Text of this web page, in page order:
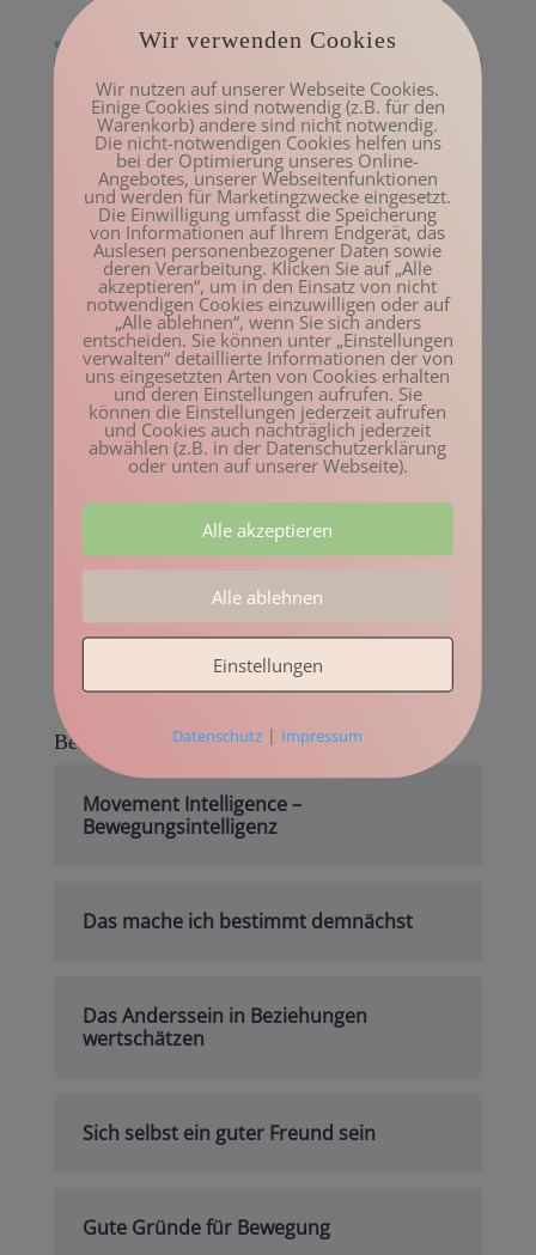
« Ältere Einträge
Neueste Beiträge
Sounding Board I Podcast
Prognose für Knochenbrüche bei Osteoporose I
Podcast
Die frühen Symptome der Osteoporose I Podcast
Die Rate des Knochenschwunds bei Frauen I Podcast
Knochenstrukturen und Knochenfrakturen I Podcast
Neueste Kommentare
ManuelazuFeldenkrais Übung: Kiefer – der kleine
Feldenkrais Übung: Knöchel – der
SigridzuFeldenkrais Lektion Hüfte öffnen
Warum die meisten Ärzte bei
Osteoporose falsch liegen
Beliebte Beiträge
Movement Intelligence –
Bewegungsintelligenz
Das mache ich bestimmt demnächst
Das Anderssein in Beziehungen
wertschätzen
Sich selbst ein guter Freund sein
Gute Gründe für Bewegung
Wir verwenden Cookies
Wir nutzen auf unserer Webseite Cookies.
Einige Cookies sind notwendig (z.B. für den
Warenkorb) andere sind nicht notwendig.
Die nicht-notwendigen Cookies helfen uns
bei der Optimierung unseres Online-
Angebotes, unserer Webseitenfunktionen
und werden für Marketingzwecke eingesetzt.
Die Einwilligung umfasst die Speicherung
von Informationen auf Ihrem Endgerät, das
Auslesen personenbezogener Daten sowie
deren Verarbeitung. Klicken Sie auf „Alle
akzeptieren“, um in den Einsatz von nicht
notwendigen Cookies einzuwilligen oder auf
„Alle ablehnen“, wenn Sie sich anders
entscheiden. Sie können unter „Einstellungen
verwalten“ detaillierte Informationen der von
uns eingesetzten Arten von Cookies erhalten
und deren Einstellungen aufrufen. Sie
können die Einstellungen jederzeit aufrufen
und Cookies auch nachträglich jederzeit
abwählen (z.B. in der Datenschutzerklärung
oder unten auf unserer Webseite).
Alle akzeptieren
Alle ablehnen
Einstellungen
Datenschutz | Impressum